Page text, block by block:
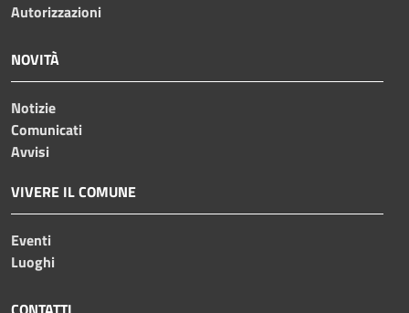
Autorizzazioni
NOVITÀ
Notizie
Comunicati
Avvisi
VIVERE IL COMUNE
Eventi
Luoghi